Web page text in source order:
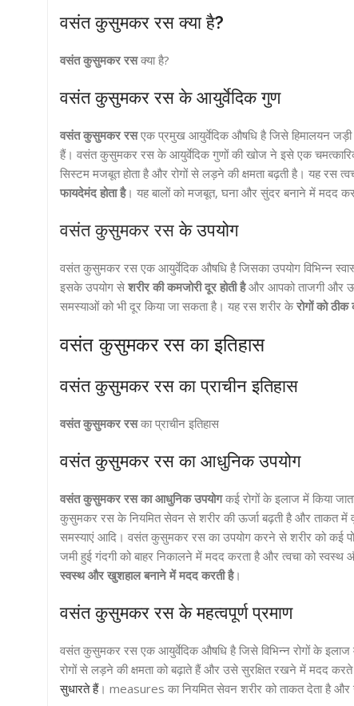
वसंत कुसुमकर रस क्या है?
वसंत कुसुमकर रसक्या है?
वसंत कुसुमकर रस के आयुर्वेदिक गुण
वसंत कुसुमकर रसएक प्रमुख आयुर्वेदिक औषधि है जिसे हिमालयन जड़ी
हैं। वसंत कुसुमकर रस के आयुर्वेदिक गुणों की खोज ने इसे एक चमत्कारिक
सिस्टम मजबूत होता है और रोगों से लड़ने की क्षमता बढ़ती है। यह
फायदेमंद होता है। यह बालों को मजबूत, घना और सुंदर बनाने में मदद
वसंत कुसुमकर रसके उपयोग
वसंत कुसुमकर रस एक आयुर्वेदिक औषधि है जिसका उपयोग विभिन्न
इसके उपयोग से शरीर की कमजोरी दूर होती हैऔर आपको ताजगी और
समस्याओं को भी दूर किया जा सकता है। यह रस शरीर केरोगों को
वसंत कुसुमकर रस का इतिहास
वसंत कुसुमकर रस का प्राचीन इतिहास
वसंत कुसुमकर रसका प्राचीन इतिहास
वसंत कुसुमकर रस का आधुनिक उपयोग
वसंत कुसुमकर रस का आधुनिक उपयोगकई रोगों के इलाज में किया
कुसुमकर रस के नियमित सेवन से शरीर की ऊर्जा बढ़ती है और ताकत में
समस्याएं आदि। वसंत कुसुमकर रस का उपयोग करने से शरीर को कई
जमी हुई गंदगी को बाहर निकालने में मदद करता है और त्वचा को स्वस्थ
स्वस्थ और खुशहाल बनाने में मदद करती है।
वसंत कुसुमकर रस के महत्वपूर्ण प्रमाण
वसंत कुसुमकर रस एक आयुर्वेदिक औषधि है जिसे विभिन्न रोगों के इलाज
रोगों से लड़ने की क्षमता को बढ़ाते हैं और उसे सुरक्षित रखने में मदद
सुधारते हैं। measures का नियमित सेवन शरीर को ताकत देता है और